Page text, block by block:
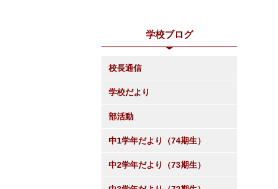
学校ブログ
校長通信
学校だより
部活動
中1学年だより（74期生）
中2学年だより（73期生）